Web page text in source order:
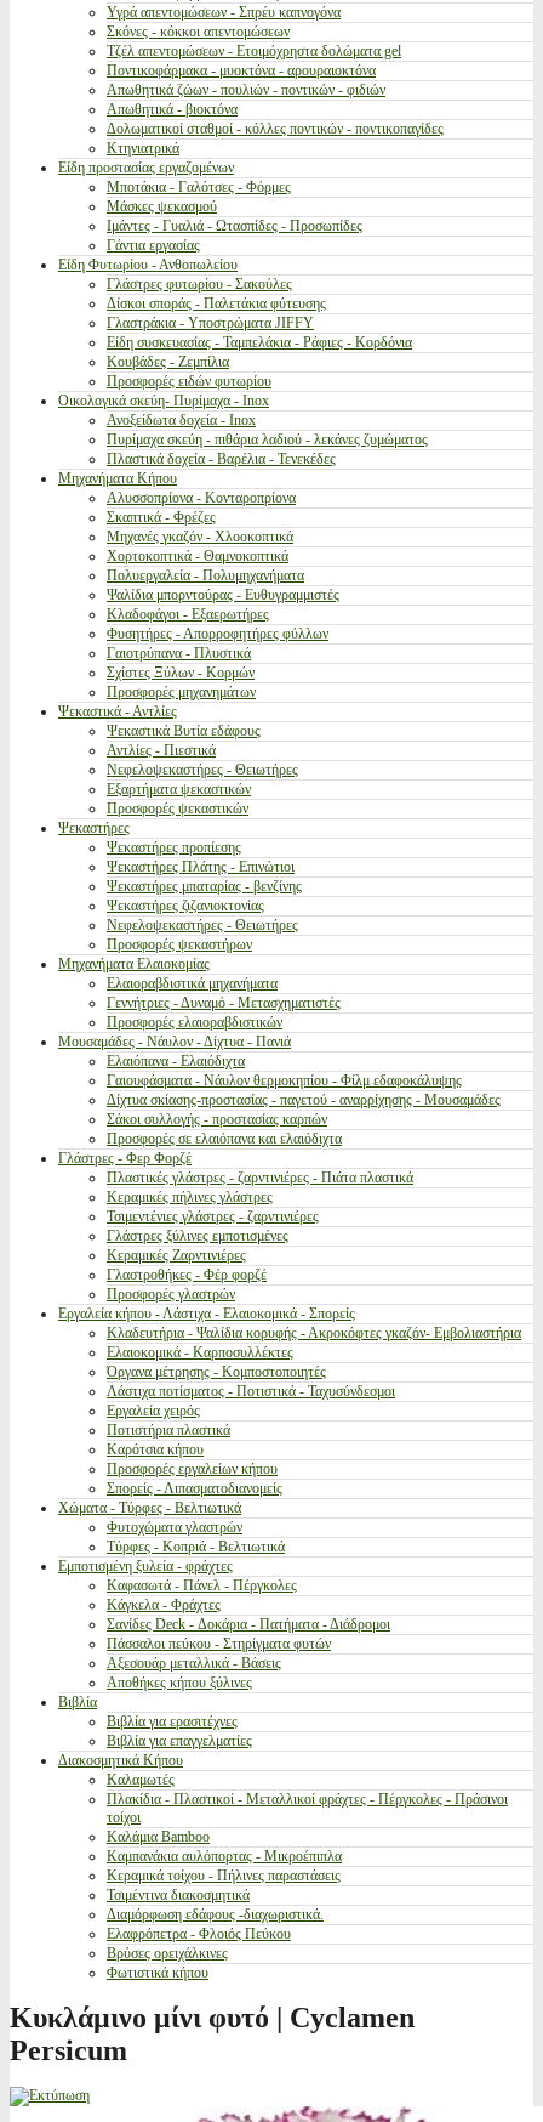
Υγρά απεντομώσεων - Σπρέυ καπνογόνα
Σκόνες - κόκκοι απεντομώσεων
Τζέλ απεντομώσεων - Ετοιμόχρηστα δολώματα gel
Ποντικοφάρμακα - μυοκτόνα - αρουραιοκτόνα
Απωθητικά ζώων - πουλιών - ποντικών - φιδιών
Απωθητικά - βιοκτόνα
Δολωματικοί σταθμοί - κόλλες ποντικών - ποντικοπαγίδες
Κτηνιατρικά
Είδη προστασίας εργαζομένων
Μποτάκια - Γαλότσες - Φόρμες
Μάσκες ψεκασμού
Ιμάντες - Γυαλιά - Ωτασπίδες - Προσωπίδες
Γάντια εργασίας
Είδη Φυτωρίου - Ανθοπωλείου
Γλάστρες φυτωρίου - Σακούλες
Δίσκοι σποράς - Παλετάκια φύτευσης
Γλαστράκια - Υποστρώματα JIFFY
Είδη συσκευασίας - Ταμπελάκια - Ράφιες - Κορδόνια
Κουβάδες - Ζεμπίλια
Προσφορές ειδών φυτωρίου
Οικολογικά σκεύη- Πυρίμαχα - Inox
Ανοξείδωτα δοχεία - Inox
Πυρίμαχα σκεύη - πιθάρια λαδιού - λεκάνες ζυμώματος
Πλαστικά δοχεία - Βαρέλια - Τενεκέδες
Μηχανήματα Κήπου
Αλυσσοπρίονα - Κονταροπρίονα
Σκαπτικά - Φρέζες
Μηχανές γκαζόν - Χλοοκοπτικά
Χορτοκοπτικά - Θαμνοκοπτικά
Πολυεργαλεία - Πολυμηχανήματα
Ψαλίδια μπορντούρας - Ευθυγραμμιστές
Κλαδοφάγοι - Εξαερωτήρες
Φυσητήρες - Απορροφητήρες φύλλων
Γαιοτρύπανα - Πλυστικά
Σχίστες Ξύλων - Κορμών
Προσφορές μηχανημάτων
Ψεκαστικά - Αντλίες
Ψεκαστικά Βυτία εδάφους
Αντλίες - Πιεστικά
Νεφελοψεκαστήρες - Θειωτήρες
Εξαρτήματα ψεκαστικών
Προσφορές ψεκαστικών
Ψεκαστήρες
Ψεκαστήρες προπίεσης
Ψεκαστήρες Πλάτης - Επινώτιοι
Ψεκαστήρες μπαταρίας - βενζίνης
Ψεκαστήρες ζιζανιοκτονίας
Νεφελοψεκαστήρες - Θειωτήρες
Προσφορές ψεκαστήρων
Μηχανήματα Ελαιοκομίας
Ελαιοραβδιστικά μηχανήματα
Γεννήτριες - Δυναμό - Μετασχηματιστές
Προσφορές ελαιοραβδιστικών
Μουσαμάδες - Νάυλον - Δίχτυα - Πανιά
Ελαιόπανα - Ελαιόδιχτα
Γαιουφάσματα - Νάυλον θερμοκηπίου - Φίλμ εδαφοκάλυψης
Δίχτυα σκίασης-προστασίας - παγετού - αναρρίχησης - Μουσαμάδες
Σάκοι συλλογής - προστασίας καρπών
Προσφορές σε ελαιόπανα και ελαιόδιχτα
Γλάστρες - Φερ Φορζέ
Πλαστικές γλάστρες - ζαρντινιέρες - Πιάτα πλαστικά
Κεραμικές πήλινες γλάστρες
Τσιμεντένιες γλάστρες - ζαρντινιέρες
Γλάστρες ξύλινες εμποτισμένες
Κεραμικές Ζαρντινιέρες
Γλαστροθήκες - Φέρ φορζέ
Προσφορές γλαστρών
Εργαλεία κήπου - Λάστιχα - Ελαιοκομικά - Σπορείς
Κλαδευτήρια - Ψαλίδια κορυφής - Ακροκόφτες γκαζόν- Εμβολιαστήρια
Ελαιοκομικά - Καρποσυλλέκτες
Όργανα μέτρησης - Κομποστοποιητές
Λάστιχα ποτίσματος - Ποτιστικά - Ταχυσύνδεσμοι
Εργαλεία χειρός
Ποτιστήρια πλαστικά
Καρότσια κήπου
Προσφορές εργαλείων κήπου
Σπορείς - Λιπασματοδιανομείς
Χώματα - Τύρφες - Βελτιωτικά
Φυτοχώματα γλαστρών
Τύρφες - Κοπριά - Βελτιωτικά
Εμποτισμένη ξυλεία - φράχτες
Καφασωτά - Πάνελ - Πέργκολες
Κάγκελα - Φράχτες
Σανίδες Deck - Δοκάρια - Πατήματα - Διάδρομοι
Πάσσαλοι πεύκου - Στηρίγματα φυτών
Αξεσουάρ μεταλλικά - Βάσεις
Αποθήκες κήπου ξύλινες
Βιβλία
Βιβλία για ερασιτέχνες
Βιβλία για επαγγελματίες
Διακοσμητικά Κήπου
Καλαμωτές
Πλακίδια - Πλαστικοί - Μεταλλικοί φράχτες - Πέργκολες - Πράσινοι
τοίχοι
Καλάμια Bamboo
Καμπανάκια αυλόπορτας - Μικροέπιπλα
Κεραμικά τοίχου - Πήλινες παραστάσεις
Τσιμέντινα διακοσμητικά
Διαμόρφωση εδάφους -διαχωριστικά.
Ελαφρόπετρα - Φλοιός Πεύκου
Βρύσες ορειχάλκινες
Φωτιστικά κήπου
Κυκλάμινο μίνι φυτό | Cyclamen
Persicum